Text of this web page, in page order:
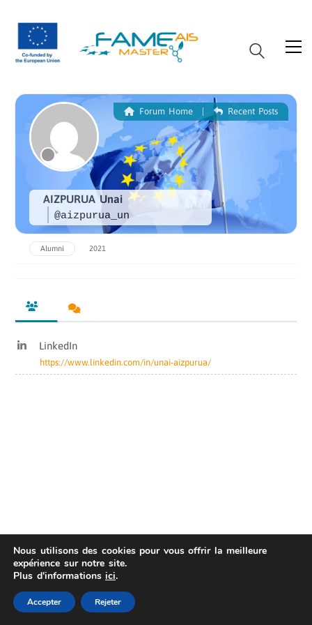
AIZPURUA Unai
@aizpurua_un
Forum Home| Recent Posts
Alumni 2021
LinkedIn
https://www.linkedin.com/in/unai-aizpurua/
&nbsp;
Privacy Statement| © Copyright 2022 Fame
Nous utilisons des cookies pour vous offrir la meilleure
expérience sur notre site.
Plus d'informations ici.
Accepter Rejeter